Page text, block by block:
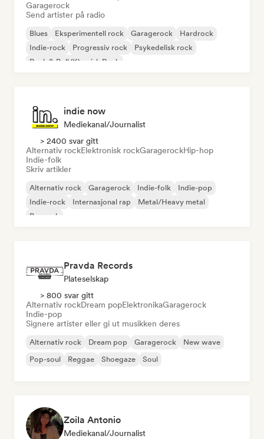
Garagerock
Send artister på radio
Blues Eksperimentell rock Garagerock
Hardrock
Indie-rock
Progressiv rock
Psykedelisk rock
Rock & Roll/Klassisk Rock
indie now
Mediekanal/journalist
> 2400 svar gitt
Alternativ rockElektronisk rockGaragerockHip-hop
Indie-folk
Skriv artikler
Alternativ rock Garagerock Indie-folk
Indie-pop
Indie-rock
Internasjonal rap
Metal/Heavy metal
Poprock
Pravda Records
Plateselskap
> 800 svar gitt
Alternativ rockDream popElektronikaGaragerock
Indie-pop
Signere artister eller gi ut musikken deres
Alternativ rock Dream pop Garagerock
New wave
Pop-soul
Reggae Shoegaze Soul
Zoila Antonio
Mediekanal/journalist